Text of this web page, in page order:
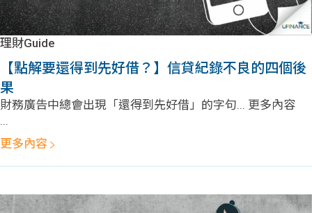
理財Guide
【點解要還得到先好借？】信貸紀錄不良的四個後
果
財務廣告中總會出現「還得到先好借」的字句... 更多內容
...
更多內容